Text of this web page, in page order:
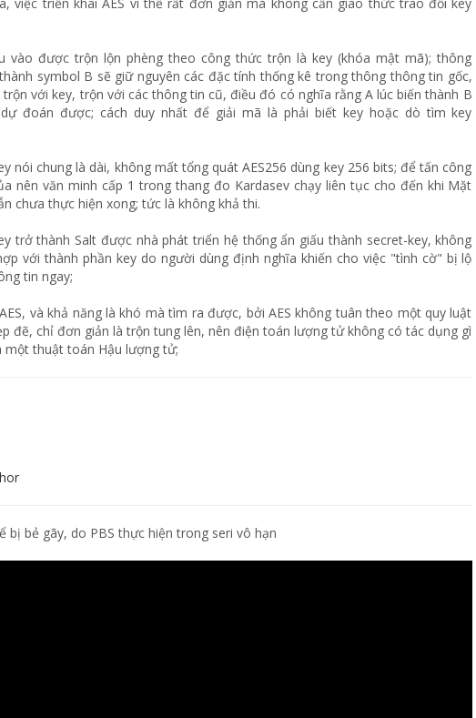
vào được trộn lộn phèng theo công thức trộn là key (khóa mật mã); thông
symbol B sẽ giữ nguyên các đặc tính thống kê trong thông thông tin gốc,
với key, trộn với các thông tin cũ, điều đó có nghĩa rằng A lúc biến thành B
đoán được; cách duy nhất để giải mã là phải biết key hoặc dò tìm key
nói chung là dài, không mất tổng quát AES256 dùng key 256 bits; để tấn công
nên văn minh cấp 1 trong thang đo Kardasev chạy liên tục cho đến khi Mặt
chưa thực hiện xong; tức là không khả thi.
trở thành Salt được nhà phát triển hệ thống ẩn giấu thành secret-key, không
với thành phần key do người dùng định nghĩa khiến cho việc "tình cờ" bị lộ
tin ngay;
và khả năng là khó mà tìm ra được, bởi AES không tuân theo một quy luật
đẽ, chỉ đơn giản là trộn tung lên, nên điện toán lượng tử không có tác dụng gì
một thuật toán Hậu lượng tử;
bị bẻ gãy, do PBS thực hiện trong seri vô hạn